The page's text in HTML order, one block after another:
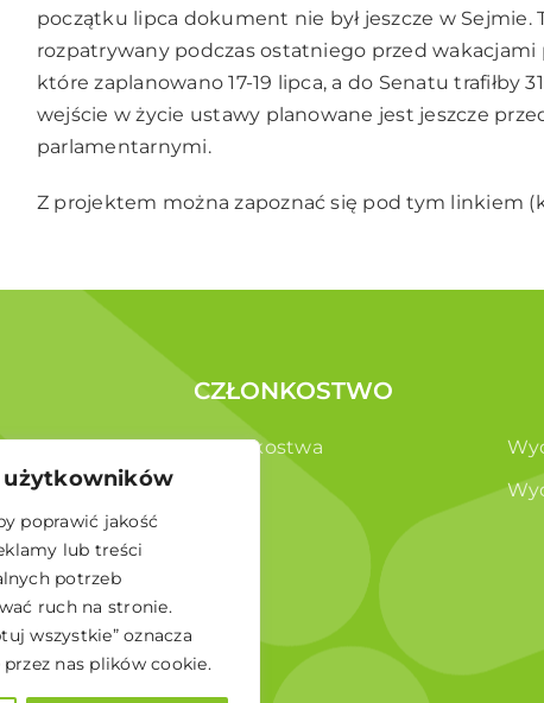
użytkowników
poprawić jakość
lub treści
potrzeb
ruch na stronie.
wszystkie” oznacza
nas plików cookie.
początku lipca dokument nie był jeszcze w Sejmie.
rozpatrywany podczas ostatniego przed
które zaplanowano 17-19 lipca, a do Senatu trafiłby
wejście w życie ustawy planowane jest jeszcze
parlamentarnymi.
Z projektem można zapoznać się pod tym linkiem (
CZŁONKOSTWO
Korzyści członkostwa
Członkowie